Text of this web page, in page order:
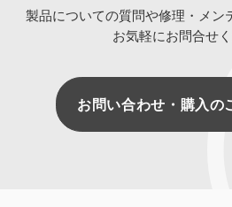
製品についての質問や修理・メン
お気軽にお問合せく
お問い合わせ・購入の